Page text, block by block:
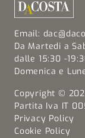
Email:
Da Martedi a
dalle 15:30 -
Domenica e
Copyright ©
Partita Iva IT
Privacy Policy
Cookie Policy